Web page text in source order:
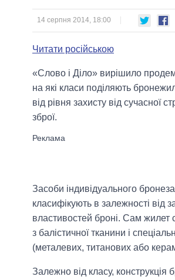
ОГЛЯДИ
ПРЕЗИДЕНТ І ОФІС
КАБІНЕТ МІНІСТРІВ
МЕРИ МІСТ
ВСІ ПЕРСОНИ
ВІДЕО
ПІДТРИМАТИ
ПОРІВНЯННЯ
14 серпня 2014, 18:00
Читати російською
«Слово і Діло» вирішило
на які класи поділяють
від рівня захисту від сучасної
зброї.
Засоби індивідуального
класифікують в залежності від
властивостей броні. Сам жилет
з балістичної тканини і
(металевих, титанових або
Залежно від класу, конструкція